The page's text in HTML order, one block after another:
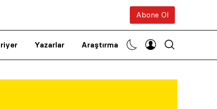
Abone Ol
Yazarlar Araştırma